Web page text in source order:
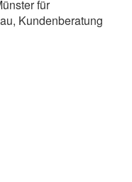
für
Kundenberatung